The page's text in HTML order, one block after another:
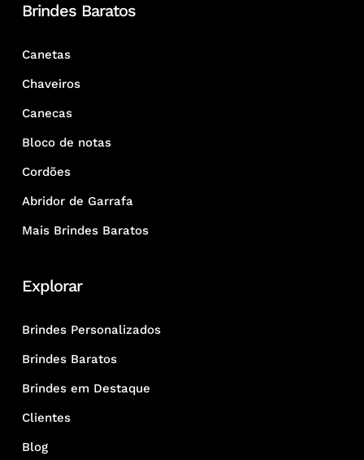
Brindes Baratos
Canetas
Chaveiros
Canecas
Bloco de notas
Cordões
Abridor de Garrafa
Mais Brindes Baratos
Explorar
Brindes Personalizados
Brindes Baratos
Brindes em Destaque
Clientes
Blog